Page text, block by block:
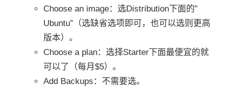
Choose an image：选Distribution下面的”
Ubuntu”（选缺省选项即可，也可以选则更高
版本）。
Choose a plan：选择Starter下面最便宜的就
可以了（每月$5）。
Add Backups：不需要选。